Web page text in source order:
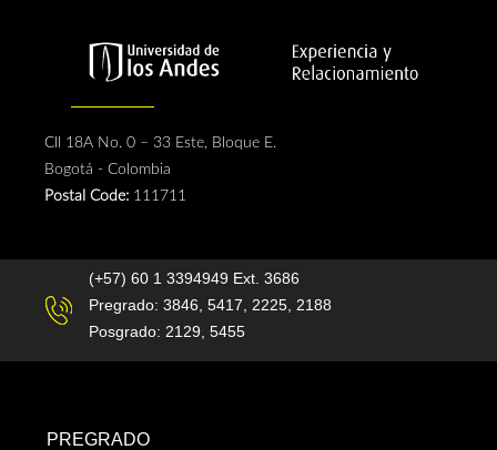
Cll 18A No. 0 – 33 Este, Bloque E.
Bogotá - Colombia
Postal Code: 111711
(+57) 60 1 3394949 Ext. 3686
Pregrado: 3846, 5417, 2225, 2188
Posgrado: 2129, 5455
PREGRADO